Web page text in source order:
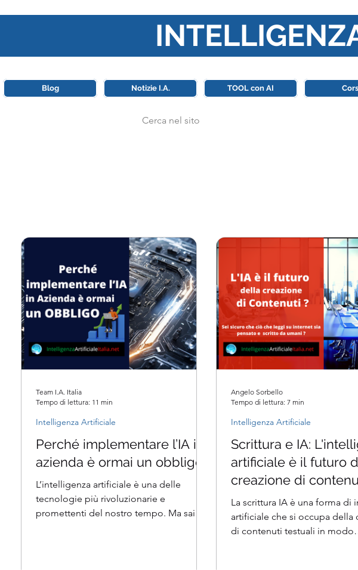
Blog Notizie I.A. TOOL con AI
Perché implementare l’IA in
azienda è ormai un obbligo
L’intelligenza artificiale è una delle
tecnologie più rivoluzionarie e
promettenti del nostro tempo. Ma sai
Intelligenza Artificiale
Team I.A. Italia
Tempo di lettura: 11 min
Scrittura e IA:
artificiale è il futuro
creazione di
La scrittura IA è una forma di
artificiale che si occupa della
di contenuti testuali in modo
Intelligenza Artificiale
Angelo Sorbello
Tempo di lettura: 7 min